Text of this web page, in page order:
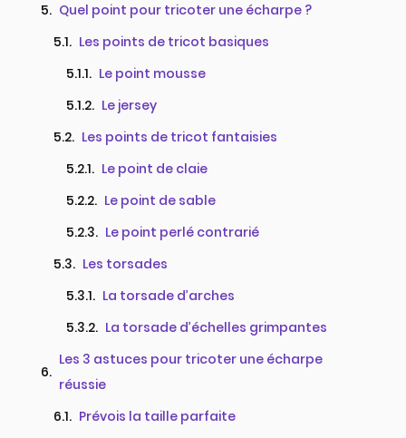
Quel point pour tricoter une écharpe ?
Les points de tricot basiques
Le point mousse
Le jersey
Les points de tricot fantaisies
Le point de claie
Le point de sable
Le point perlé contrarié
Les torsades
La torsade d’arches
La torsade d’échelles grimpantes
Les 3 astuces pour tricoter une écharpe
réussie
Prévois la taille parfaite